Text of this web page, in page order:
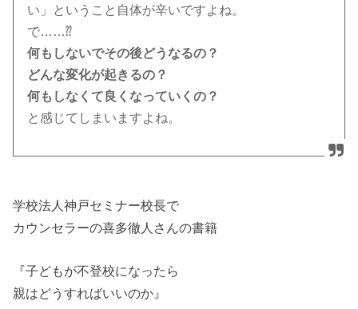
い」ということ自体が辛いですよね。
で……⁇
何もしないでその後どうなるの？
どんな変化が起きるの？
何もしなくて良くなっていくの？
と感じてしまいますよね。
学校法人神戸セミナー校長で
カウンセラーの喜多徹人さんの書籍
『子どもが不登校になったら
親はどうすればいいのか』